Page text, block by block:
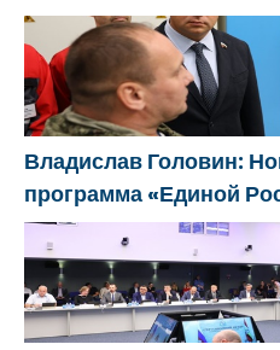
oluşan bir sergi açıldı
Владислав Головин:
программа «Единой
ориентирована на
технологического